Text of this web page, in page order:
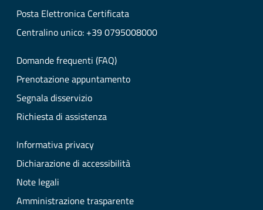
Posta Elettronica Certificata
Centralino unico: +39 0795008000
Domande frequenti (FAQ)
Prenotazione appuntamento
Segnala disservizio
Richiesta di assistenza
Informativa privacy
Dichiarazione di accessibilità
Note legali
Amministrazione trasparente